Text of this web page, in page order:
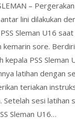
–
lini dilakukan
Sleman U16
kemarin sore.
kepala PSS Sleman
latihan dengan
teriakan
Setelah sesi latihan
Sleman U16…